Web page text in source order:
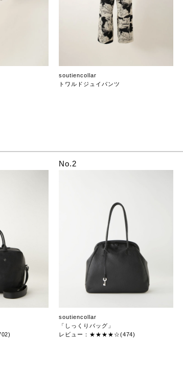
soutiencollar
トワルドジュイパンツ
No.2
soutiencollar
「しっくりバッグ」
レビュー：★★★★☆(474)